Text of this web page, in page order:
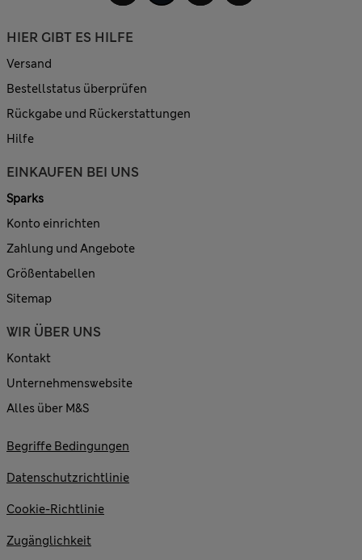
HIER GIBT ES HILFE
Versand
Bestellstatus überprüfen
Rückgabe und Rückerstattungen
Hilfe
EINKAUFEN BEI UNS
Sparks
Konto einrichten
Zahlung und Angebote
Größentabellen
Sitemap
WIR ÜBER UNS
Kontakt
Unternehmenswebsite
Alles über M&S
Begriffe Bedingungen
Datenschutzrichtlinie
Cookie-Richtlinie
Zugänglichkeit